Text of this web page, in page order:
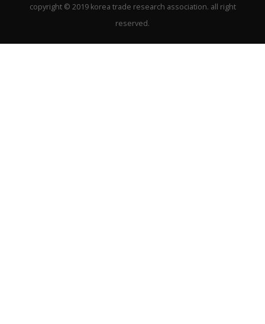
copyright © 2019 korea trade research association. all right
reserved.